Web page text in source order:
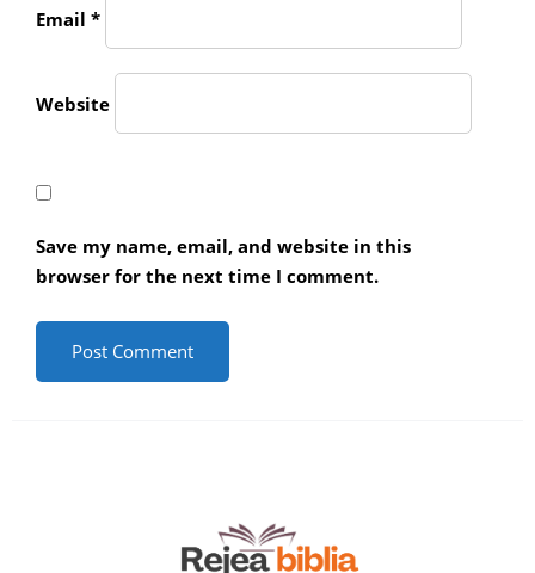
Email *
Website
Save my name, email, and website in this
browser for the next time I comment.